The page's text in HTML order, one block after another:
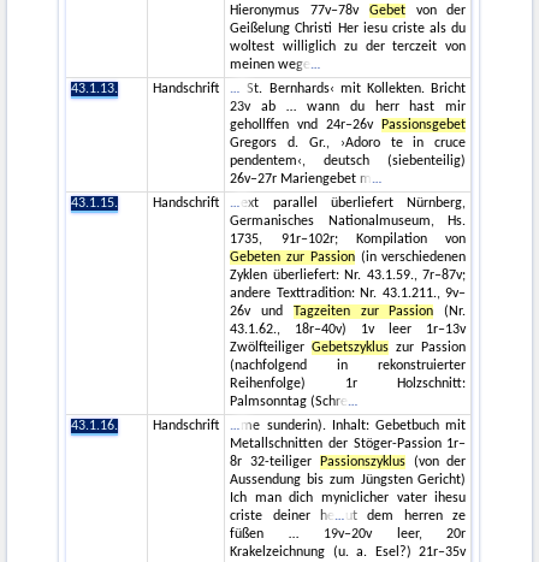
Hieronymus 77v–78v Gebetvon der
Geißelung Christi Her iesu criste als du
woltest williglich zu der terczeit von
meinen wege
43.1.13.
Handschrift
St. Bernhards‹ mit Kollekten. Bricht
23v ab … wann du herr hast mir
gehollffen vnd 24r–26v
Passionsgebet
Gregors d. Gr., ›Adoro te in cruce
pendentem‹, deutsch (siebenteilig)
26v–27r Mariengebet m
43.1.15.
Handschrift
ext parallel überliefert Nürnberg,
Germanisches Nationalmuseum, Hs.
1735, 91r–102r; Kompilation von
Gebeten zur Passion(in verschiedenen
Zyklen überliefert: Nr. 43.1.59., 7r–87v;
andere Texttradition: Nr. 43.1.211., 9v–
26v und
Tagzeiten zur Passion (Nr.
43.1.62., 18r–40v) 1v leer 1r–13v
ZwölfteiligerGebetszyklus zur Passion
(nachfolgend in rekonstruierter
Reihenfolge) 1r Holzschnitt:
Palmsonntag (Schre
43.1.16.
Handschrift
me sunderin). Inhalt: Gebetbuch mit
Metallschnitten der Stöger-Passion 1r–
8r 32-teiliger
Passionszyklus(von der
Aussendung bis zum Jüngsten Gericht)
Ich man dich myniclicher vater ihesu
criste deiner he
ut dem herren ze
füßen … 19v–20v leer, 20r
Krakelzeichnung (u. a. Esel?) 21r–35v